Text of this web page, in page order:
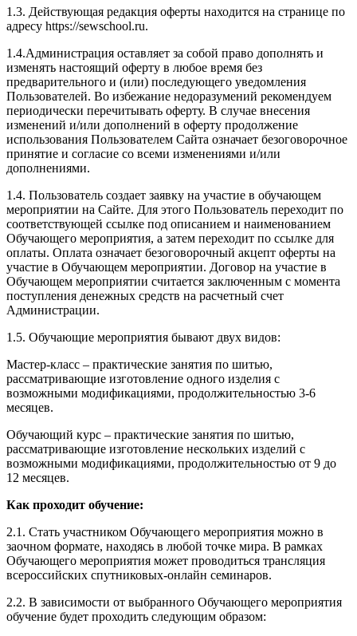
1.3. Действующая редакция оферты находится на странице по
адресу https://sewschool.ru.
1.4.Администрация оставляет за собой право дополнять и
изменять настоящий оферту в любое время без
предварительного и (или) последующего уведомления
Пользователей. Во избежание недоразумений рекомендуем
периодически перечитывать оферту. В случае внесения
изменений и/или дополнений в оферту продолжение
использования Пользователем Сайта означает безоговорочное
принятие и согласие со всеми изменениями и/или
дополнениями.
1.4. Пользователь создает заявку на участие в обучающем
мероприятии на Сайте. Для этого Пользователь переходит по
соответствующей ссылке под описанием и наименованием
Обучающего мероприятия, а затем переходит по ссылке для
оплаты. Оплата означает безоговорочный акцепт оферты на
участие в Обучающем мероприятии. Договор на участие в
Обучающем мероприятии считается заключенным с момента
поступления денежных средств на расчетный счет
Администрации.
1.5. Обучающие мероприятия бывают двух видов:
Мастер-класс – практические занятия по шитью,
рассматривающие изготовление одного изделия с
возможными модификациями, продолжительностью 3-6
месяцев.
Обучающий курс – практические занятия по шитью,
рассматривающие изготовление нескольких изделий с
возможными модификациями, продолжительностью от 9 до
12 месяцев.
Как проходит обучение:
2.1. Стать участником Обучающего мероприятия можно в
заочном формате, находясь в любой точке мира. В рамках
Обучающего мероприятия может проводиться трансляция
всероссийских спутниковых-онлайн семинаров.
2.2. В зависимости от выбранного Обучающего мероприятия
обучение будет проходить следующим образом: